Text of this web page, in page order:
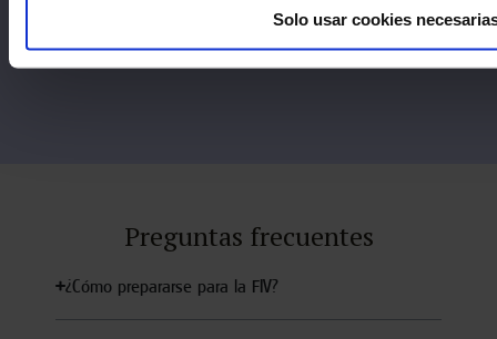
Solo usar cookies
Preguntas frecuentes
¿Cómo prepararse para la FIV?